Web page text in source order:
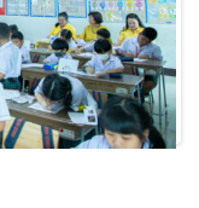
Next
คาอิเล็กทรอนิกส์ (e-bidding)
04/2026
ะกาศ ผู้ชนะการเสนอราคา
คาซื้อโครงการจัดซื้อหนังสื
ษาจีนและภาษาอังกฤษ ด้วย